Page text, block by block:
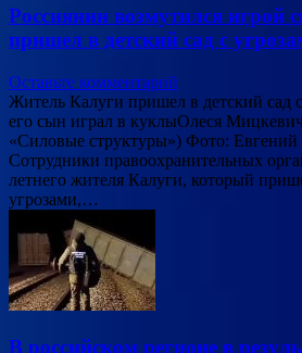
Россиянин возмутился игрой
пришел в детский сад с
Оставьте комментарий
Житель Калуги пришел в детский сад
его сын играл в куклыОлеся Мицкевич
«Силовые структуры») Фото:
Сотрудники правоохранительных
летнего жителя Калуги, который
угрозами,…
В российском регионе в